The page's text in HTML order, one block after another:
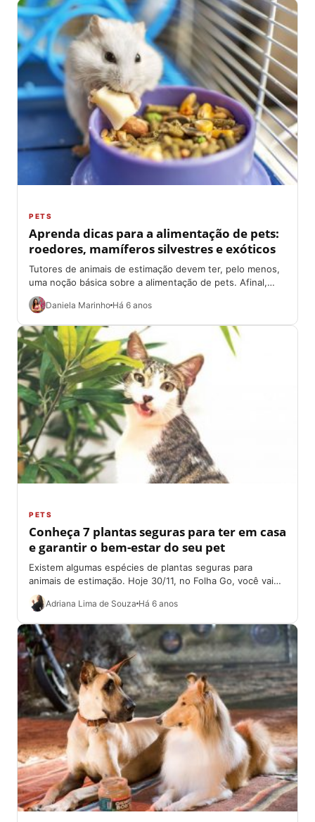
PETS
Aprenda dicas para a alimentação de pets:
roedores, mamíferos silvestres e exóticos
Tutores de animais de estimação devem ter, pelo menos,
uma noção básica sobre a alimentação de pets. Afinal,
eles dependem exclusivamente dos...
Daniela Marinho Há 6 anos
PETS
Conheça 7 plantas seguras para ter em casa
e garantir o bem-estar do seu pet
Existem algumas espécies de plantas seguras para
animais de estimação. Hoje 30/11, no Folha Go, você vai
descobrir quais são elas. Além...
Adriana Lima de Souza Há 6 anos